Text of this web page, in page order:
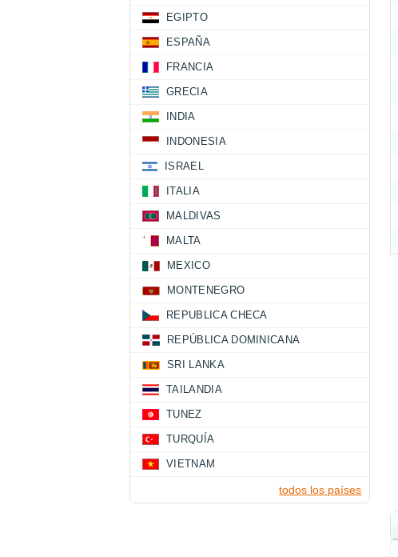
EGIPTO
ESPAÑA
FRANCIA
GRECIA
INDIA
INDONESIA
ISRAEL
ITALIA
MALDIVAS
MALTA
MEXICO
MONTENEGRO
REPUBLICA CHECA
REPÚBLICA DOMINICANA
SRI LANKA
TAILANDIA
TUNEZ
TURQUÍA
VIETNAM
todos los países